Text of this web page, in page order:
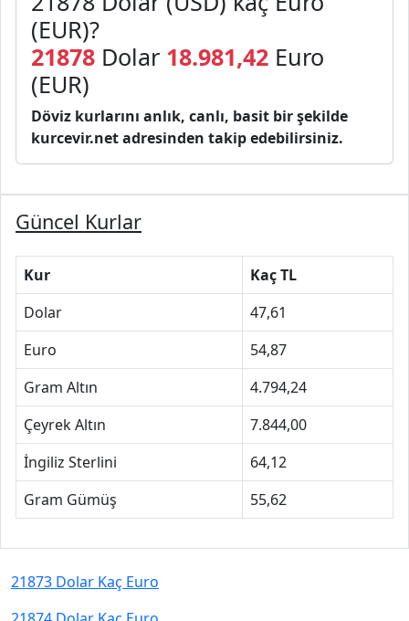
(EUR)?
21878 Dolar 18.981,42 Euro
(EUR)
Döviz kurlarını anlık, canlı, basit bir şekilde
kurcevir.net adresinden takip edebilirsiniz.
Güncel Kurlar
Kur
Kaç TL
Dolar
47,61
Euro
54,87
Gram Altın
4.794,24
Çeyrek Altın
7.844,00
İngiliz Sterlini
64,12
Gram Gümüş
55,62
21873 Dolar Kaç Euro